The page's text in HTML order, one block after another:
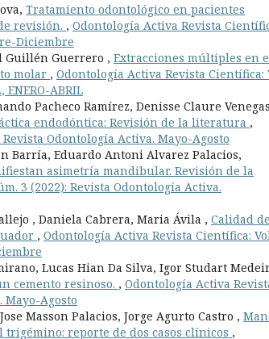
Tratamiento odontológico en pacientes
revisión. , Odontología Activa Revista
Diciembre
Guillén Guerrero , Extracciones múltiples en
molar , Odontología Activa Revista Científica:
ENERO-ABRIL
Pacheco Ramírez, Denisse Claure
endodóntica: Revisión de la literatura ,
Odontología Activa. Mayo-Agosto
Barría, Eduardo Antoni Alvarez Palacios,
asimetría mandibular. Revisión de la
3 (2022): Revista Odontología Activa.
, Daniela Cabrera, Maria Ávila , Calidad
, Odontología Activa Revista Científica:
Lucas Hian Da Silva, Igor Studart
cemento resinoso. , Odontología Activa
Mayo-Agosto
Masson Palacios, Jorge Agurto Castro ,
reporte de dos casos clínicos ,